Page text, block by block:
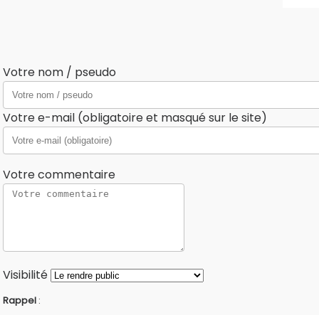
Votre nom / pseudo
Votre e-mail (obligatoire et masqué sur le site)
Votre commentaire
Visibilité
Rappel :